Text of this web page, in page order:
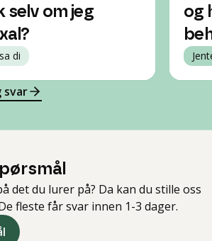
selv om jeg
di
og
svar
det du lurer på? Da kan du stille oss
fleste får svar innen 1-3 dager.